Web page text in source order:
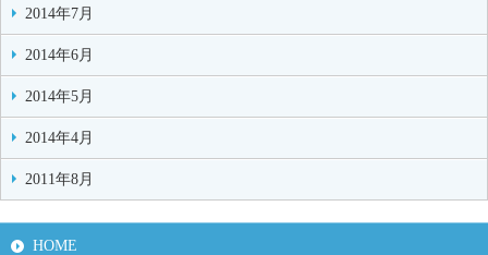
2014年7月
2014年6月
2014年5月
2014年4月
2011年8月
HOME